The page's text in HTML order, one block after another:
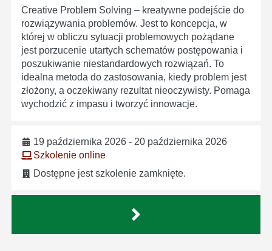
Creative Problem Solving – kreatywne podejście do
rozwiązywania problemów. Jest to koncepcja, w
której w obliczu sytuacji problemowych pożądane
jest porzucenie utartych schematów postępowania i
poszukiwanie niestandardowych rozwiązań. To
idealna metoda do zastosowania, kiedy problem jest
złożony, a oczekiwany rezultat nieoczywisty. Pomaga
wychodzić z impasu i tworzyć innowacje.
19 października 2026 - 20 października 2026
Szkolenie online
Dostępne jest szkolenie zamknięte.